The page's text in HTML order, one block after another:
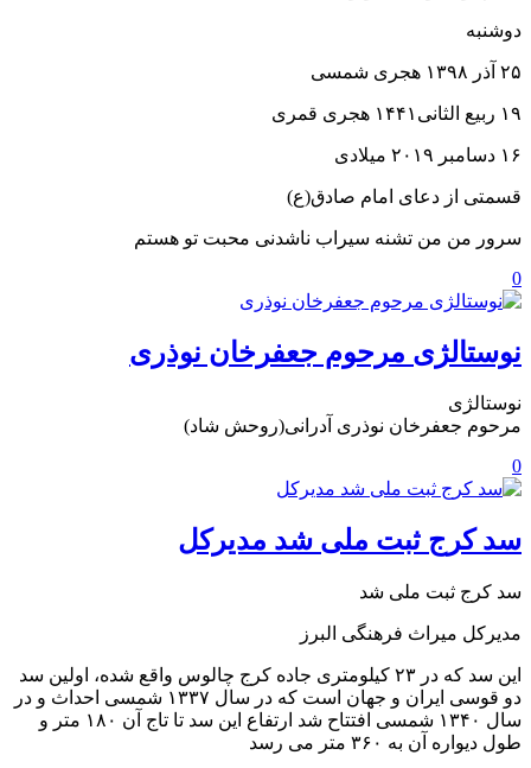
دوشنبه
۱۹ ربیع الثانی۱۴۴۱ هجری قمری
۱۶ دسامبر ۲۰۱۹ میلادی
قسمتی از دعای امام صادق(ع)
سرور من من تشنه سیراب ناشدنی محبت تو هستم
0
نوستالژی مرحوم جعفرخان نوذری
نوستالژی
مرحوم جعفرخان نوذری آدرانی(روحش شاد)
0
سد کرج ثبت ملی شد مدیرکل
سد کرج ثبت ملی شد
مدیرکل میراث فرهنگی البرز
این سد که در ۲۳ کیلومتری جاده کرج چالوس واقع شده، اولین سد
دو قوسی ایران و جهان است که در سال ۱۳۳۷ شمسی احداث و در
سال ۱۳۴۰ شمسی افتتاح شد ارتفاع این سد تا تاج آن ۱۸۰ متر و
طول دیواره آن به ۳۶۰ متر می رسد